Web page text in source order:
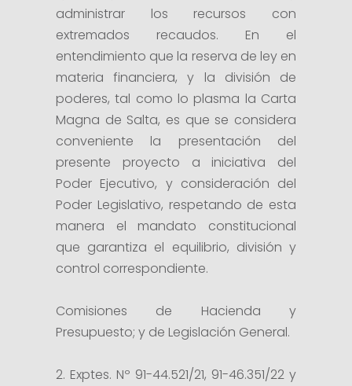
administrar los recursos con
extremados recaudos. En el
entendimiento que la reserva de ley en
materia financiera, y la división de
poderes, tal como lo plasma la Carta
Magna de Salta, es que se considera
conveniente la presentación del
presente proyecto a iniciativa del
Poder Ejecutivo, y consideración del
Poder Legislativo, respetando de esta
manera el mandato constitucional
que garantiza el equilibrio, división y
control correspondiente.
Comisiones de Hacienda y
Presupuesto; y de Legislación General.
2. Exptes. Nº 91-44.521/21, 91-46.351/22 y